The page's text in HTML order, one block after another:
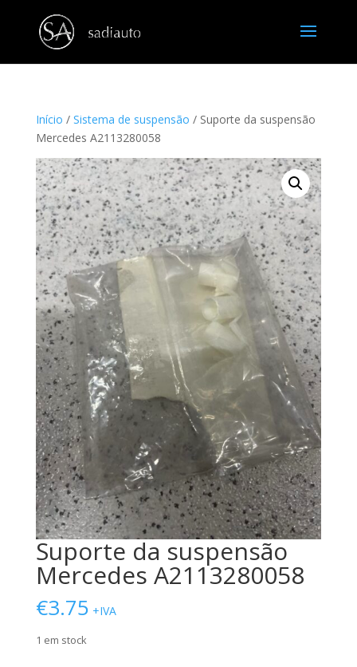
Início / Sistema de suspensão / Suporte da suspensão
Mercedes A2113280058
Suporte da suspensão
Mercedes A2113280058
€3.75 +IVA
1 em stock